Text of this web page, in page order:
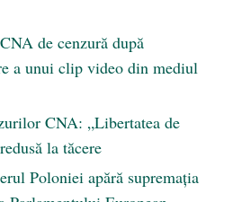
de cenzură după
a unui clip video din mediul
CNA: „Libertatea de
la tăcere
Poloniei apără supremația